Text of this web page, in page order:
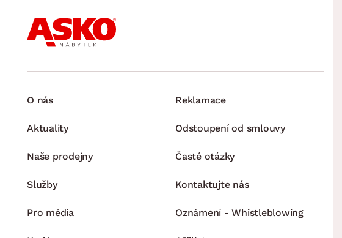
O nás
Aktuality
Naše prodejny
Služby
Pro média
Reklamace
Odstoupení od smlouvy
Časté otázky
Kontaktujte nás
Oznámení - Whistleblowing